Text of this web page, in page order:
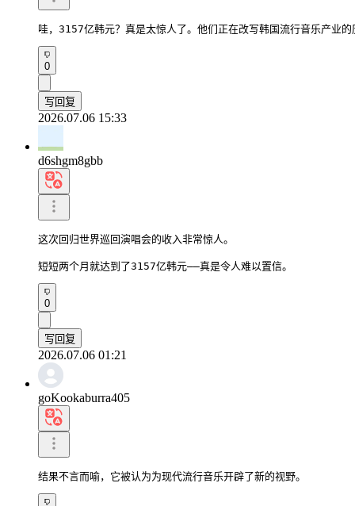
哇，3157亿韩元？真是太惊人了。他们正在改写韩国流行音乐产业的
0
写回复
2026.07.06 15:33
d6shgm8gbb
这次回归世界巡回演唱会的收入非常惊人。
短短两个月就达到了3157亿韩元——真是令人难以置信。
0
写回复
2026.07.06 01:21
goKookaburra405
结果不言而喻，它被认为为现代流行音乐开辟了新的视野。